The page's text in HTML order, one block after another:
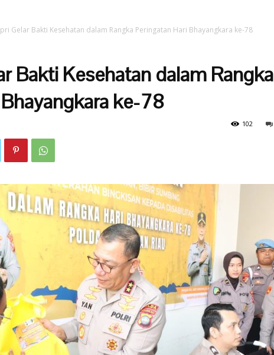
Gelar Bakti Kesehatan dalam Rangka Peringatan Hari Bhayangkara ke-78
Bakti Kesehatan dalam Rangka
ke-78
102